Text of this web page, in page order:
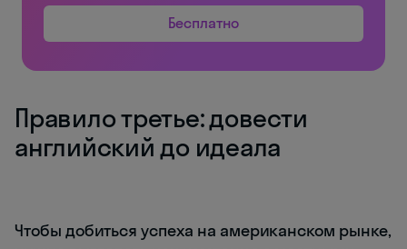
Бесплатно
Правило третье: довести
английский до идеала
Чтобы добиться успеха на американском рынке,